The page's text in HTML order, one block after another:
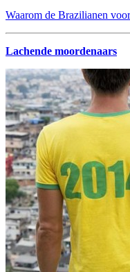
Waarom de Brazilianen
Lachende moordenaars